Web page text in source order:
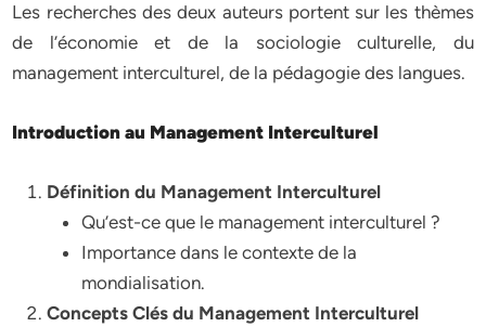
Les recherches des deux auteurs portent sur les thèmes
de l’économie et de la sociologie culturelle, du
management interculturel, de la pédagogie des langues.
Introduction au Management Interculturel
Définition du Management Interculturel
Qu’est-ce que le management interculturel ?
Importance dans le contexte de la
mondialisation.
Concepts Clés du Management Interculturel